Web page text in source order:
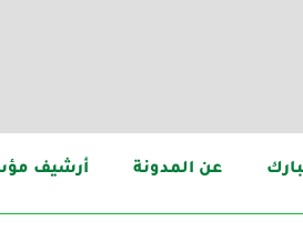
عن المدونة أرشيف